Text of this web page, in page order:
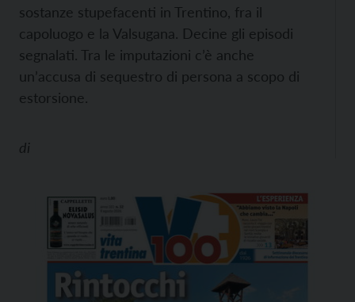
sostanze stupefacenti in Trentino, fra il
capoluogo e la Valsugana. Decine gli episodi
segnalati. Tra le imputazioni c’è anche
un’accusa di sequestro di persona a scopo di
estorsione.
di